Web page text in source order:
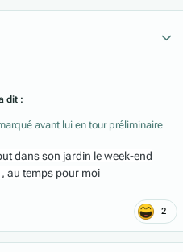
dit :
avant lui en tour préliminaire
dans son jardin le week-end
au temps pour moi
2